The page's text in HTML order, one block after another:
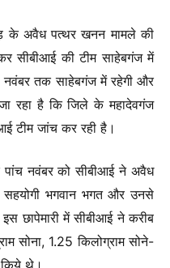
के अवैध पत्थर खनन मामले की
सीबीआई की टीम साहेबगंज में
तक साहेबगंज में रहेगी और
रहा है कि जिले के महादेवगंज
टीम जांच कर रही है।
नवंबर को सीबीआई ने अवैध
भगवान भगत और उनसे
छापेमारी में सीबीआई ने करीब
सोना, 1.25 किलोग्राम सोने-